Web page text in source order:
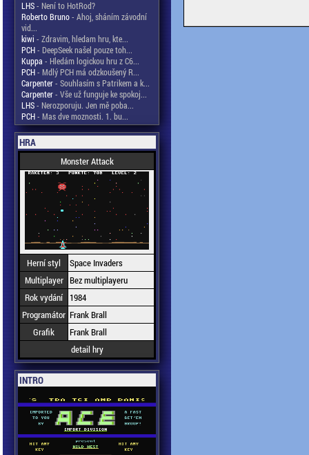
LHS- Není to HotRod?
Roberto Bruno- Ahoj, sháním závodní
vid...
kiwi - Zdravim, hledam hru, kte...
PCH- DeepSeek našel pouze toh...
Kuppa - Hledám logickou hru z C6...
PCH- Mdlý PCH má odzkoušený R...
Carpenter- Souhlasím s Patrikem a k...
Carpenter- Vše už funguje ke spokoj...
LHS- Nerozporuju. Jen mě poba...
PCH- Mas dve moznosti. 1. bu...
HRA
Monster Attack
Herní styl
Space Invaders
Multiplayer Bez multiplayeru
Rok vydání
1984
Programátor Frank Brall
Grafik
Frank Brall
detail hry
INTRO